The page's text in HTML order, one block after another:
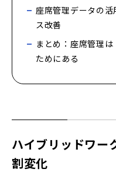
座席管理データの
ス改善
まとめ：座席管理
ためにある
ハイブリッドワー
割変化